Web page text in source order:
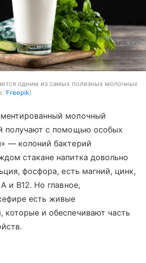
одним из самых полезных молочных
Freepik
молочный
получают с помощью особых
— колоний бактерий
стакане напитка довольно
фосфора, есть магний, цинк,
и B12. Но главное,
есть живые
которые и обеспечивают часть